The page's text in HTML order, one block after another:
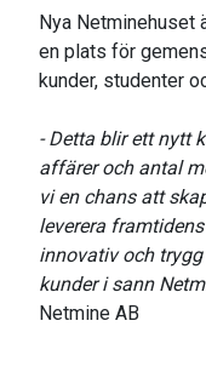
Nya Netminehuset
en plats för
kunder, studenter
- Detta blir ett nytt
affärer och antal
vi en chans att
leverera
innovativ och
kunder i sann
Netmine AB